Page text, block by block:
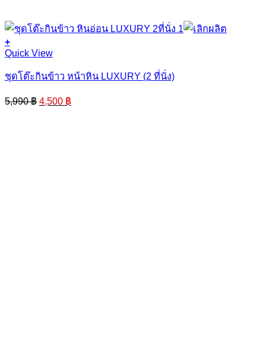
+
Quick View
ชุดโต๊ะกินข้าว หน้าหิน LUXURY (2 ที่นั่ง)
5,990฿ Original
4,500 ฿